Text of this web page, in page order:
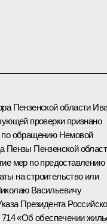
Пензенской области
проверки признано
по обращению Немовой
Пензы Пензенской
мер по предоставлению
на строительство или
Васильевичу
Президента
«Об обеспечении